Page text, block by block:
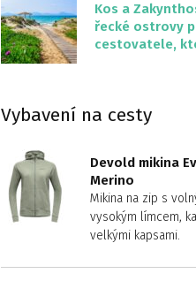
Kos a
řecké ostrovy
cestovatele,
Vybavení na cesty
Devold mikina
Merino
Mikina na zip s
vysokým límcem,
velkými kapsami.